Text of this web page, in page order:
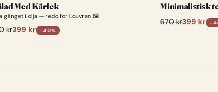
Med Kärlek
gänget i olja — redo för Louvren 🖼️
kr399 kr -40%
Minimalistisk
670kr399 kr -